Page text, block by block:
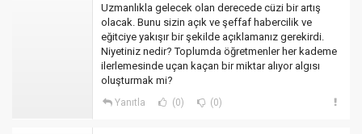
Uzmanlıkla gelecek olan derecede cüzi bir artış
olacak. Bunu sizin açık ve şeffaf habercilik ve
eğitciye yakışır bir şekilde açıklamanız gerekirdi.
Niyetiniz nedir? Toplumda öğretmenler her kademe
ilerlemesinde uçan kaçan bir miktar alıyor algısı
oluşturmak mi?
Yanıtla (0) (0)